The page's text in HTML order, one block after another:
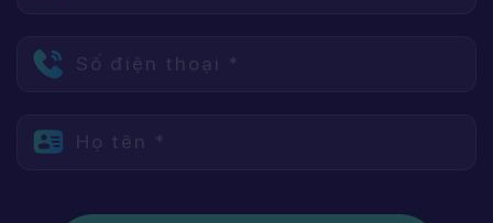
Số điện thoại *
Họ tên *